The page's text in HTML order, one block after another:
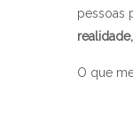
pessoas
O que